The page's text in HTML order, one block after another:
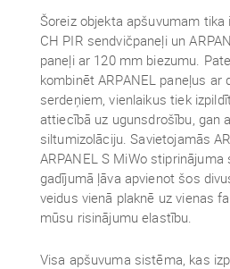
Šoreiz objekta apšuvumam tika
CH PIR sendvičpaneļi un
paneļi ar 120 mm biezumu.
kombinēt ARPANEL paneļus ar
serdeņiem, vienlaikus tiek
attiecībā uz ugunsdrošību, gan
siltumizolāciju. Savietojamās
ARPANEL S MiWo
gadījumā ļāva apvienot šos
veidus vienā plaknē uz vienas
mūsu risinājumu elastību.
Visa apšuvuma sistēma, kas